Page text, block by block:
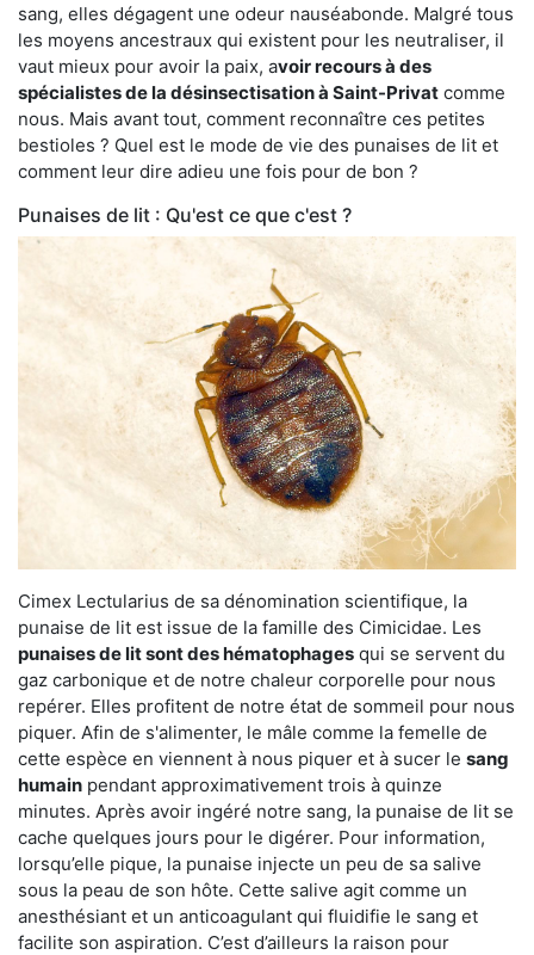
sang, elles dégagent une odeur nauséabonde. Malgré tous
les moyens ancestraux qui existent pour les neutraliser, il
vaut mieux pour avoir la paix, avoir recours à des
spécialistes de la désinsectisation à Saint-Privat comme
nous. Mais avant tout, comment reconnaître ces petites
bestioles ? Quel est le mode de vie des punaises de lit et
comment leur dire adieu une fois pour de bon ?
Punaises de lit : Qu'est ce que c'est ?
Cimex Lectularius de sa dénomination scientifique, la
punaise de lit est issue de la famille des Cimicidae. Les
punaises de lit sont des hématophages qui se servent du
gaz carbonique et de notre chaleur corporelle pour nous
repérer. Elles profitent de notre état de sommeil pour nous
piquer. Afin de s'alimenter, le mâle comme la femelle de
cette espèce en viennent à nous piquer et à sucer le sang
humain pendant approximativement trois à quinze
minutes. Après avoir ingéré notre sang, la punaise de lit se
cache quelques jours pour le digérer. Pour information,
lorsqu’elle pique, la punaise injecte un peu de sa salive
sous la peau de son hôte. Cette salive agit comme un
anesthésiant et un anticoagulant qui fluidifie le sang et
facilite son aspiration. C’est d’ailleurs la raison pour